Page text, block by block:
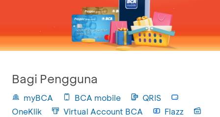
Bagi Pengguna
myBCA BCA mobile
QRIS
OneKlik
Virtual Account BCA
Flazz